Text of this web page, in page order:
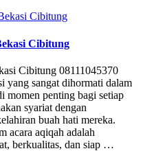
Cibitung
Cibitung 08111045370
yang sangat dihormati dalam
momen penting bagi setiap
syariat dengan
buah hati mereka.
acara aqiqah adalah
berkualitas, dan siap …